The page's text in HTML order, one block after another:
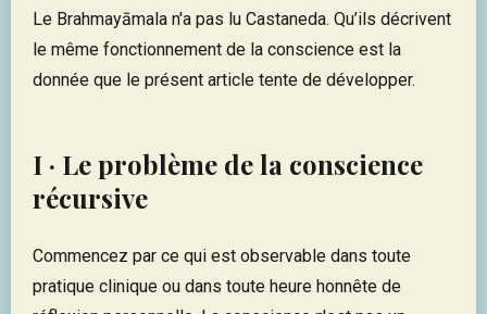
Le Brahmayāmala n'a pas lu Castaneda. Qu’ils décrivent
le même fonctionnement de la conscience est la
donnée que le présent article tente de développer.
I · Le problème de la conscience
récursive
Commencez par ce qui est observable dans toute
pratique clinique ou dans toute heure honnête de